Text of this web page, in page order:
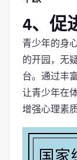
4、促
青少年的身
的开园，无
台。通过丰
让青少年在
增强心理素质